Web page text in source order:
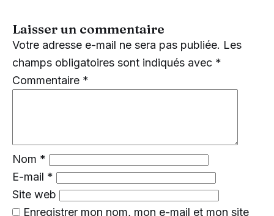
Laisser un commentaire
Votre adresse e-mail ne sera pas publiée. Les
champs obligatoires sont indiqués avec *
Commentaire *
Nom *
E-mail *
Site web
Enregistrer mon nom, mon e-mail et mon site